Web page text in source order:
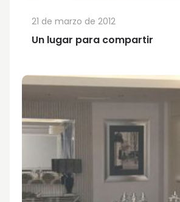
Un lugar para compartir
21 de marzo de 2012